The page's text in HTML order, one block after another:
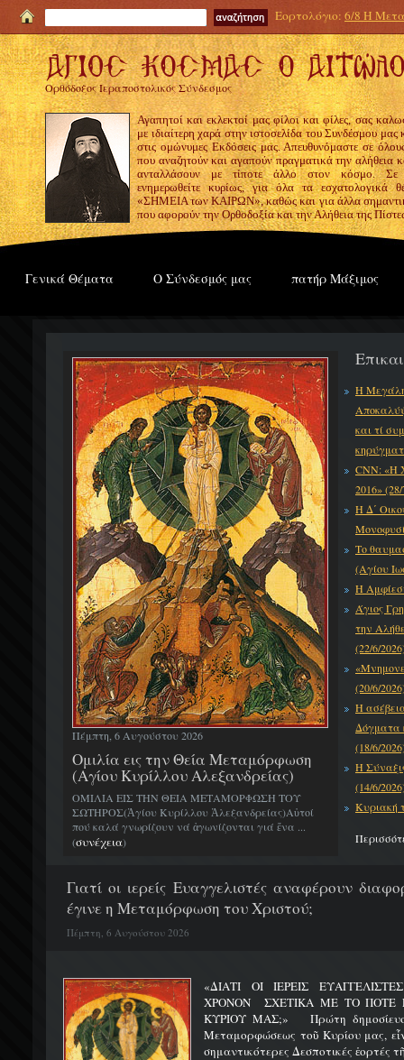
Εορτολόγιο: 6/8 Η
Ορθόδοξος Ιεραποστολικός Σύνδεσμος
Αγαπητοί και εκλεκτοί μας φίλοι και φίλες, σας
με ιδιαίτερη χαρά στην ιστοσελίδα του Συνδέσμου μας
στις ομώνυμες Εκδόσεις μας. Απευθυνόμαστε σε
που αναζητούν και αγαπούν πραγματικά την αλήθεια
ανταλλάσουν με τίποτε άλλο στον κόσμο.
ενημερωθείτε κυρίως, για όλα τα εσχατολογικά
«ΣΗΜΕΙΑ των ΚΑΙΡΩΝ», καθώς και για άλλα
που αφορούν την Ορθοδοξία και την Αλήθεια της
Γενικά Θέματα Ο Σύνδεσμός μας πατήρ Μάξιμος
Πέμπτη, 6 Αυγούστου 2026
Ομιλία εις την Θεία Μεταμόρφωση
(Αγίου Κυρίλλου Αλεξανδρείας)
ΟΜΙΛΙΑ ΕΙΣ ΤΗΝ ΘΕΙΑ ΜΕΤΑΜΟΡΦΩΣΗ ΤΟΥ
ΣΩΤΗΡΟΣ(Ἁγίου Κυρίλλου Ἀλεξανδρείας)Αὐτοί
πού καλά γνωρίζουν νά ἀγωνίζονται γιά ἕνα ...
(συνέχεια)
Η Μεγάλη
και τί
CNN: «Η
2016»
Η Δ΄
Το
(Αγίου
Η
Άγιος
την
(22/6/
(20/6/
Η
Δόγματα
(18/6/
Η
(14/6/
Κυριακή
Γιατί οι ιερείς Ευαγγελιστές αναφέρουν
έγινε η Μεταμόρφωση του Χριστού;
Πέμπτη, 6 Αυγούστου 2026
«ΔΙΑΤΙ ΟΙ ΙΕΡΕΙΣ
ΧΡΟΝΟΝ ΣΧΕΤΙΚΑ ΜΕ ΤΟ ΠΟΤΕ
ΚΥΡΙΟΥ ΜΑΣ;» Πρώτη
Μεταμορφώσεως τοῦ Κυρίου μας,
σημαντικότερες Δεσποτικές ἑορτές